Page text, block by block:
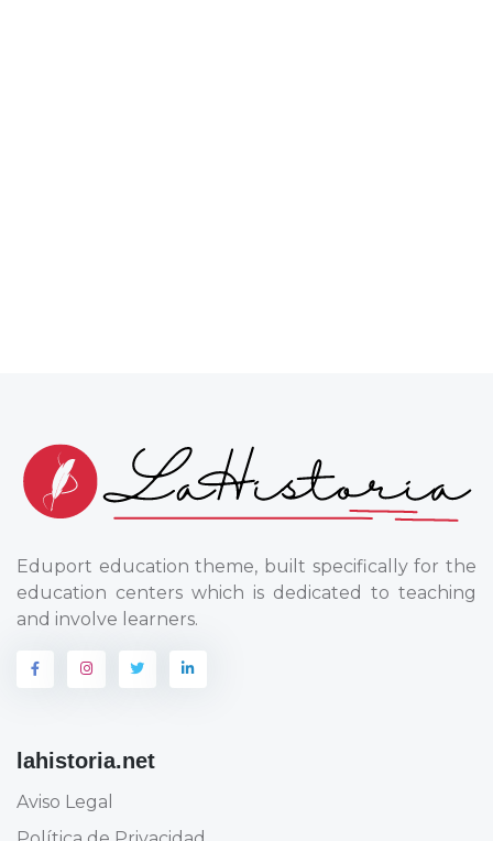
Eduport education theme, built specifically for the
education centers which is dedicated to teaching
and involve learners.
lahistoria.net
Aviso Legal